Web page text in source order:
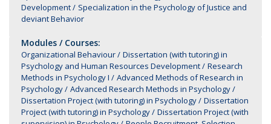
Development
Specialization in the Psychology of Justice and
deviant Behavior
Modules / Courses:
Organizational Behaviour
Dissertation (with tutoring) in
Psychology and Human Resources Development
Research
Methods in Psychology I
Advanced Methods of Research in
Psychology
Advanced Research Methods in Psychology
Dissertation Project (with tutoring) in Psychology
Dissertation
Project (with tutoring) in Psychology
Dissertation Project (with